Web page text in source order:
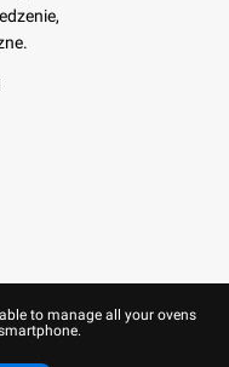
to manage all your ovens